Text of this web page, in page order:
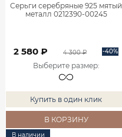
Серьги серебряные 925 мятый
металл 0212390-00245
2 580 ₽ 4 300 ₽ -40%
Выберите размер:
Купить в один клик
В КОРЗИНУ
В наличии